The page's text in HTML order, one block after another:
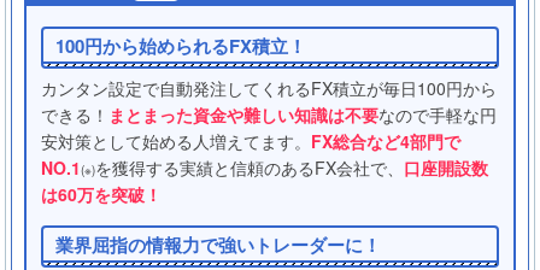
100円から始められるFX積立！
カンタン設定で自動発注してくれるFX積立が毎日100円から
できる！ まとまった資金や難しい知識は不要なので手軽な円
安対策として始める人増えてます。 FX総合など4部門で
NO.1(※)を獲得する実績と信頼のあるFX会社で、 口座開設数
は60万を突破！
業界屈指の情報力で強いトレーダーに！